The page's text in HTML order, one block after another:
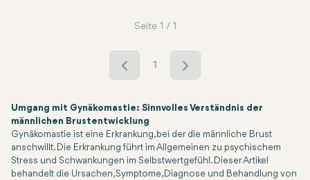
Seite 1 / 1
1
Umgang mit Gynäkomastie: Sinnvolles Verständnis der
männlichen Brustentwicklung
Gynäkomastie ist eine Erkrankung, bei der die männliche Brust
anschwillt. Die Erkrankung führt im Allgemeinen zu psychischem
Stress und Schwankungen im Selbstwertgefühl. Dieser Artikel
behandelt die Ursachen, Symptome, Diagnose und Behandlung von